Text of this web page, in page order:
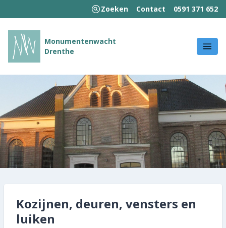
Zoeken Contact 0591 371 652
Monumentenwacht
Drenthe
Kozijnen, deuren, vensters en
luiken
MENU
Wie we zijn
Wat we doen
Hoe wij werken
Kennisbank
Contact